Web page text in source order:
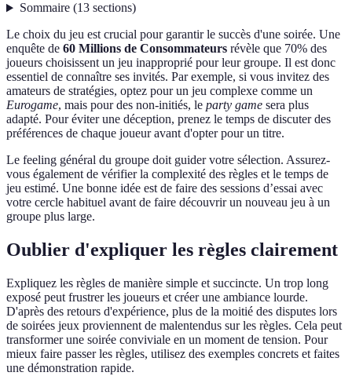
Sommaire(13 sections)
Le choix du jeu est crucial pour garantir le succès d'une soirée. Une
enquête de 60 Millions de Consommateurs révèle que 70% des
joueurs choisissent un jeu inapproprié pour leur groupe. Il est donc
essentiel de connaître ses invités. Par exemple, si vous invitez des
amateurs de stratégies, optez pour un jeu complexe comme un
Eurogame, mais pour des non-initiés, le party game sera plus
adapté. Pour éviter une déception, prenez le temps de discuter des
préférences de chaque joueur avant d'opter pour un titre.
Le feeling général du groupe doit guider votre sélection. Assurez-
vous également de vérifier la complexité des règles et le temps de
jeu estimé. Une bonne idée est de faire des sessions d’essai avec
votre cercle habituel avant de faire découvrir un nouveau jeu à un
groupe plus large.
Oublier d'expliquer les règles clairement
Expliquez les règles de manière simple et succincte. Un trop long
exposé peut frustrer les joueurs et créer une ambiance lourde.
D'après des retours d'expérience, plus de la moitié des disputes lors
de soirées jeux proviennent de malentendus sur les règles. Cela peut
transformer une soirée conviviale en un moment de tension. Pour
mieux faire passer les règles, utilisez des exemples concrets et faites
une démonstration rapide.